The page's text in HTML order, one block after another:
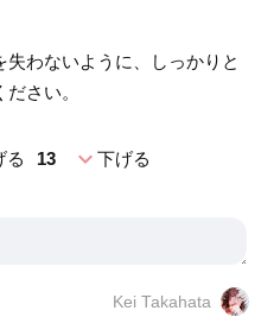
わないように、しっかりと
さい。
る 13 expand_more下げる
Kei Takahata